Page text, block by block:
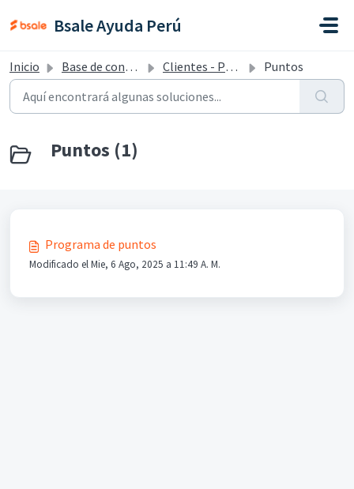
Bsale Ayuda Perú
Inicio Base de conocimientos Clientes - Perú Puntos
Puntos (1)
Programa de puntos
Modificado el Mie, 6 Ago, 2025 a 11:49 A. M.